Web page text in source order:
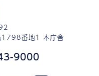
1798番地1 本庁舎
9000